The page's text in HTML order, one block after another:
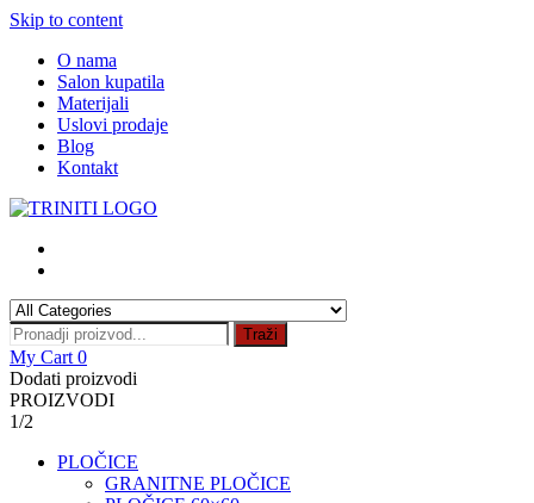
Skip to content
O nama
Salon kupatila
Materijali
Uslovi prodaje
Blog
Kontakt
Traži
My Cart 0
Dodati proizvodi
PROIZVODI
1/2
PLOČICE
GRANITNE PLOČICE